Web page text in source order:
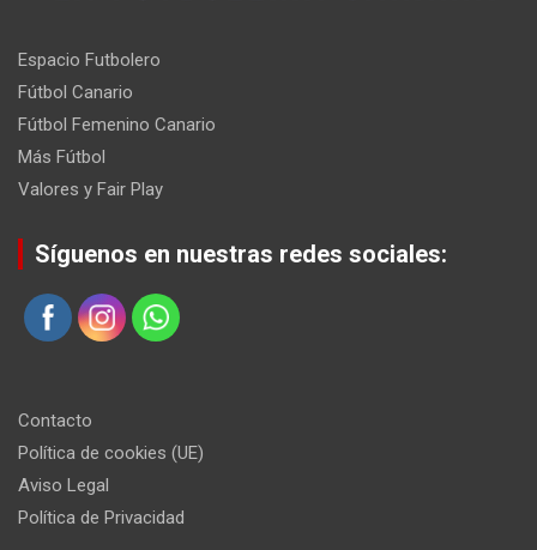
Espacio Futbolero
Fútbol Canario
Fútbol Femenino Canario
Más Fútbol
Valores y Fair Play
Síguenos en nuestras redes sociales:
Contacto
Política de cookies (UE)
Aviso Legal
Política de Privacidad